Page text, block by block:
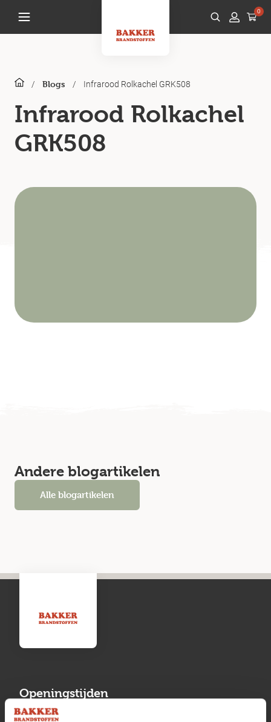
0
/ Blogs / Infrarood Rolkachel GRK508
Infrarood Rolkachel
GRK508
Andere blogartikelen
Alle blogartikelen
Openingstijden